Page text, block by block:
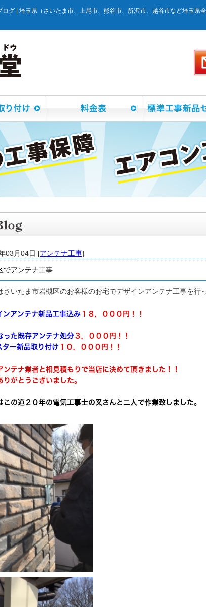
グ | 埼玉県（さいたま市、上尾市、熊谷市、所沢市、越谷市など埼玉県
03月04日 [アンテナ工事]
でアンテナ工事
さいたま市岩槻区のお客様のお宅でデザインアンテナ工事を行
ンアンテナ新品工事込み １８，０００円！！
った既存アンテナ処分３，０００円！！
ター新品取り付け １０，０００円！！
ンテナ業者と相見積もりで当店に決めて頂きました！！
りがとうございました。
この道２０年の電気工事士の叉さんと二人で作業致しました。